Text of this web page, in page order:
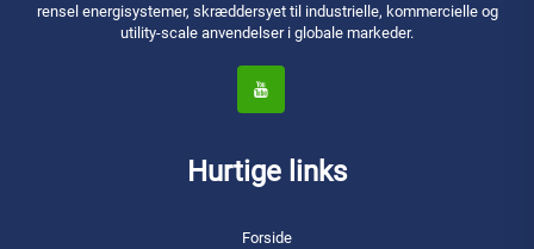
rensel energisystemer, skræddersyet til industrielle, kommercielle og
utility-scale anvendelser i globale markeder.
Hurtige links
Forside